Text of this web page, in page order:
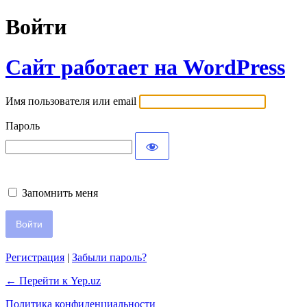
Войти
Сайт работает на WordPress
Имя пользователя или email
Пароль
Запомнить меня
Регистрация | Забыли пароль?
← Перейти к Yep.uz
Политика конфиденциальности